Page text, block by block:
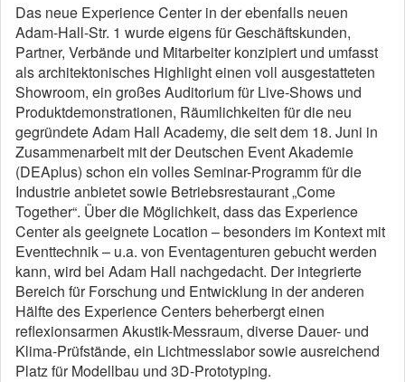
Das neue Experience Center in der ebenfalls neuen
Adam-Hall-Str. 1 wurde eigens für Geschäftskunden,
Partner, Verbände und Mitarbeiter konzipiert und umfasst
als architektonisches Highlight einen voll ausgestatteten
Showroom, ein großes Auditorium für Live-Shows und
Produktdemonstrationen, Räumlichkeiten für die neu
gegründete Adam Hall Academy, die seit dem 18. Juni in
Zusammenarbeit mit der Deutschen Event Akademie
(DEAplus) schon ein volles Seminar-Programm für die
Industrie anbietet sowie Betriebsrestaurant „Come
Together“. Über die Möglichkeit, dass das Experience
Center als geeignete Location – besonders im Kontext mit
Eventtechnik – u.a. von Eventagenturen gebucht werden
kann, wird bei Adam Hall nachgedacht. Der integrierte
Bereich für Forschung und Entwicklung in der anderen
Hälfte des Experience Centers beherbergt einen
reflexionsarmen Akustik-Messraum, diverse Dauer- und
Klima-Prüfstände, ein Lichtmesslabor sowie ausreichend
Platz für Modellbau und 3D-Prototyping.